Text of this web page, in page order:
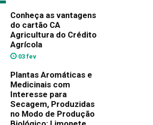
Conheça as vantagens
do cartão CA
Agricultura do Crédito
Agrícola
03 fev
Plantas Aromáticas e
Medicinais com
Interesse para
Secagem, Produzidas
no Modo de Produção